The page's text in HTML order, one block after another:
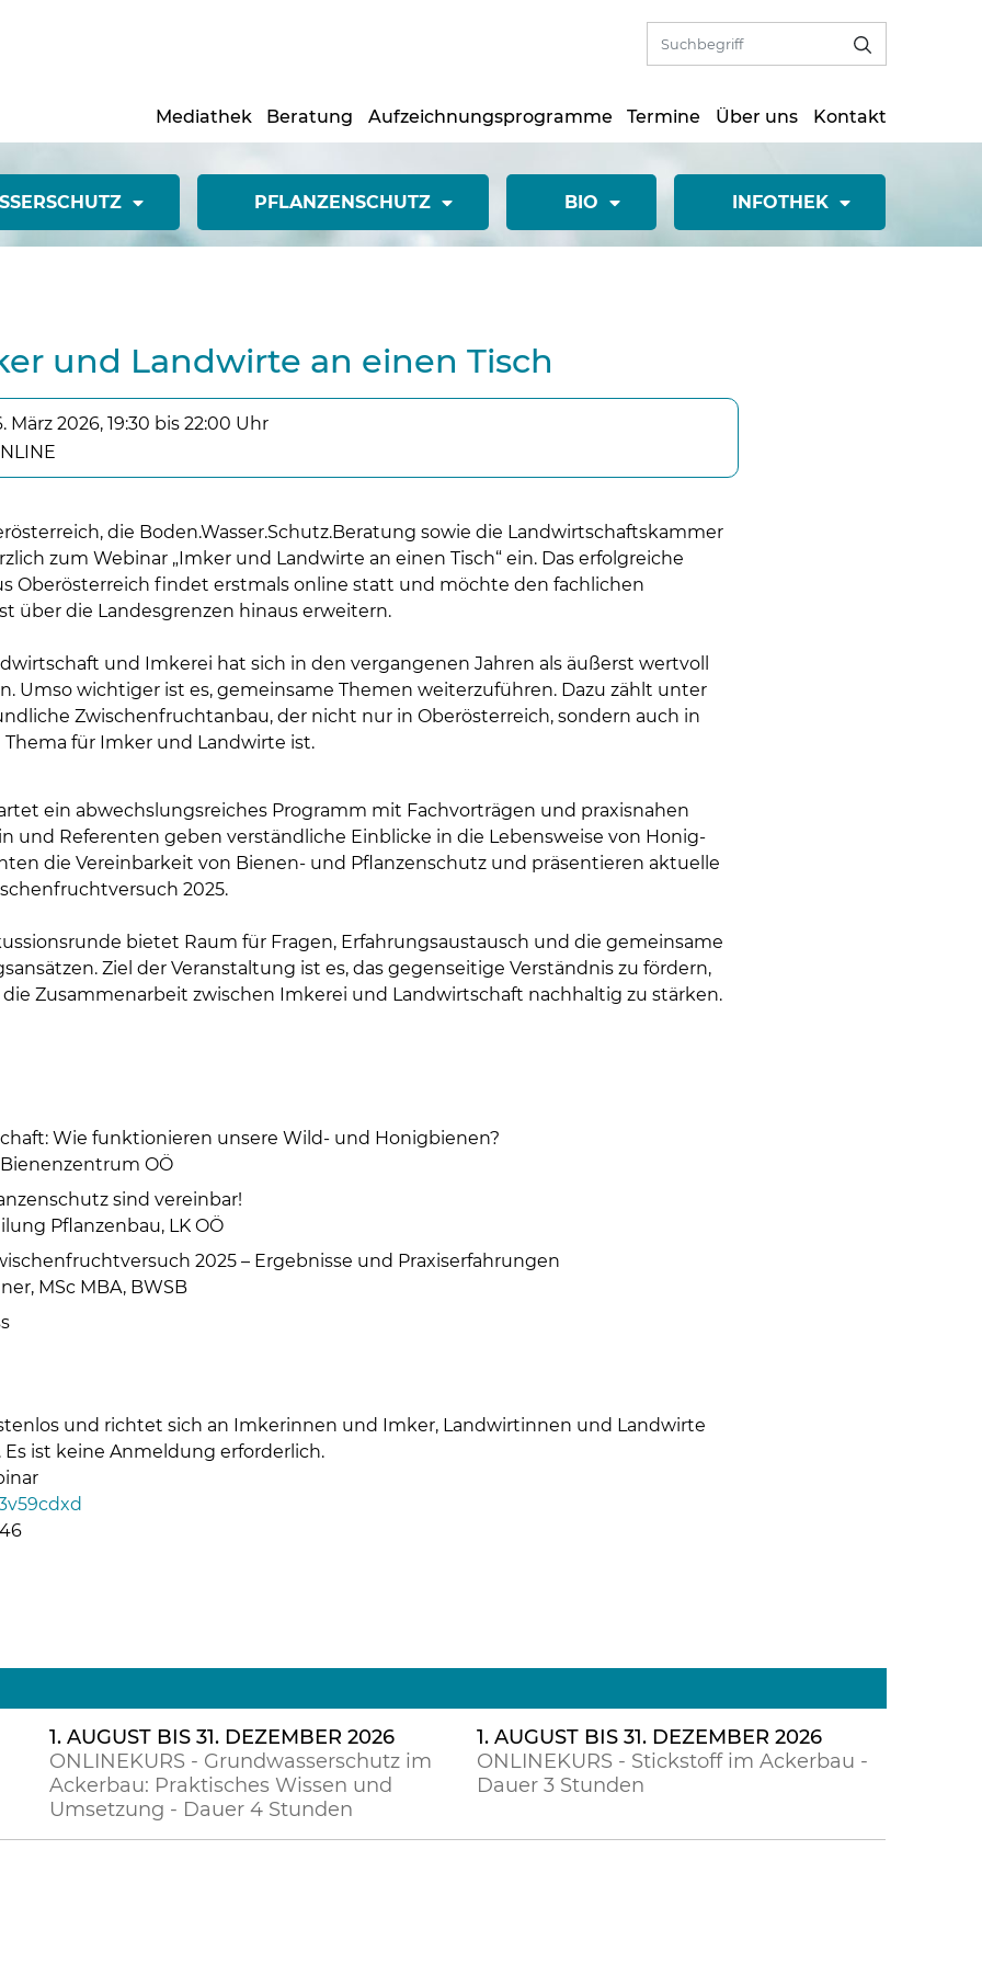
Skip to main content
Mediathek Beratung Aufzeichnungsprogramme Termine Über uns Kontakt
PFLANZENSCHUTZ BIO INFOTHEK
und Landwirte an einen Tisch
März 2026, 19:30 bis 22:00 Uhr
die Boden.Wasser.Schutz.Beratung sowie die Landwirtschaftskammer
zum Webinar „Imker und Landwirte an einen Tisch“ ein. Das erfolgreiche
Oberösterreich findet erstmals online statt und möchte den fachlichen
über die Landesgrenzen hinaus erweitern.
und Imkerei hat sich in den vergangenen Jahren als äußerst wertvoll
Umso wichtiger ist es, gemeinsame Themen weiterzuführen. Dazu zählt unter
Zwischenfruchtanbau, der nicht nur in Oberösterreich, sondern auch in
für Imker und Landwirte ist.
ein abwechslungsreiches Programm mit Fachvorträgen und praxisnahen
und Referenten geben verständliche Einblicke in die Lebensweise von Honig-
die Vereinbarkeit von Bienen- und Pflanzenschutz und präsentieren aktuelle
2025.
bietet Raum für Fragen, Erfahrungsaustausch und die gemeinsame
Ziel der Veranstaltung ist es, das gegenseitige Verständnis zu fördern,
Zusammenarbeit zwischen Imkerei und Landwirtschaft nachhaltig zu stärken.
Wie funktionieren unsere Wild- und Honigbienen?
OÖ
sind vereinbar!
Pflanzenbau, LK OÖ
2025 – Ergebnisse und Praxiserfahrungen
MSc MBA, BWSB
und richtet sich an Imkerinnen und Imker, Landwirtinnen und Landwirte
ist keine Anmeldung erforderlich.
1. AUGUST BIS 31. DEZEMBER 2026
ONLINEKURS - Grundwasserschutz im
Ackerbau: Praktisches Wissen und
Umsetzung - Dauer 4 Stunden
1. AUGUST BIS 31. DEZEMBER 2026
ONLINEKURS - Stickstoff im Ackerbau -
Dauer 3 Stunden